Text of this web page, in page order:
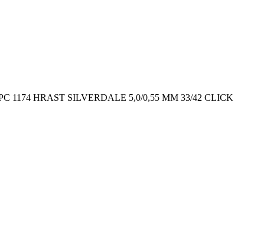
1174 HRAST SILVERDALE 5,0/0,55 MM 33/42 CLICK